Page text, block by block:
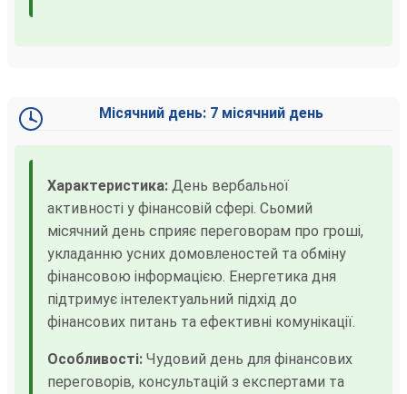
Місячний день: 7 місячний день
Характеристика: День вербальної
активності у фінансовій сфері. Сьомий
місячний день сприяє переговорам про гроші,
укладанню усних домовленостей та обміну
фінансовою інформацією. Енергетика дня
підтримує інтелектуальний підхід до
фінансових питань та ефективні комунікації.
Особливості: Чудовий день для фінансових
переговорів, консультацій з експертами та